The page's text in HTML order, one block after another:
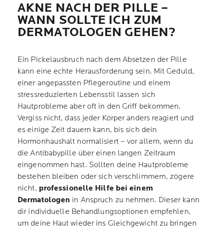
AKNE NACH DER PILLE –
WANN SOLLTE ICH ZUM
DERMATOLOGEN GEHEN?
Ein Pickelausbruch nach dem Absetzen der Pille
kann eine echte Herausforderung sein. Mit Geduld,
einer angepassten Pflegeroutine und einem
stressreduzierten Lebensstil lassen sich
Hautprobleme aber oft in den Griff bekommen.
Vergiss nicht, dass jeder Körper anders reagiert und
es einige Zeit dauern kann, bis sich dein
Hormonhaushalt normalisiert – vor allem, wenn du
die Antibabypille über einen langen Zeitraum
eingenommen hast. Sollten deine Hautprobleme
bestehen bleiben oder sich verschlimmern, zögere
nicht, professionelle Hilfe bei einem
Dermatologen in Anspruch zu nehmen. Dieser kann
dir individuelle Behandlungsoptionen empfehlen,
um deine Haut wieder ins Gleichgewicht zu bringen